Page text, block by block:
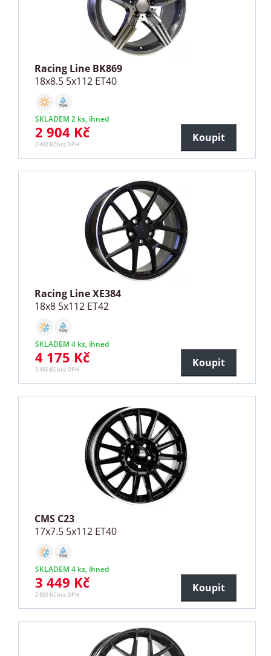
Racing Line BK869
18x8.5 5x112 ET40
SKLADEM 2 ks, ihned
2 904 Kč
2 400 Kč bez DPH
Koupit
Racing Line XE384
18x8 5x112 ET42
SKLADEM 4 ks, ihned
4 175 Kč
3 450 Kč bez DPH
Koupit
CMS C23
17x7.5 5x112 ET40
SKLADEM 4 ks, ihned
3 449 Kč
2 850 Kč bez DPH
Koupit